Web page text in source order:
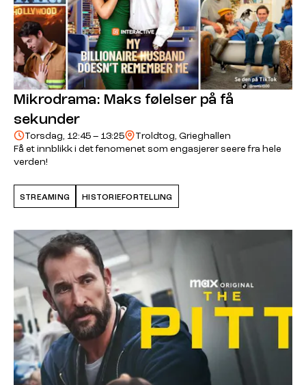
Mikrodrama: Maks følelser på få
sekunder
Torsdag, 12:45 – 13:25
Troldtog, Grieghallen
Få et innblikk i det fenomenet som engasjerer seere fra hele
verden!
STREAMING HISTORIEFORTELLING